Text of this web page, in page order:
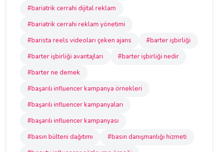
#bariatrik cerrahi dijital reklam
#bariatrik cerrahi reklam yönetimi
#barista reels videoları çeken ajans
#barter işbirliği
#barter işbirliği avantajları
#barter işbirliği nedir
#barter ne demek
#başarılı influencer kampanya örnekleri
#başarılı influencer kampanyaları
#başarılı influencer kampanyası
#basın bülteni dağıtımı
#basın danışmanlığı hizmeti